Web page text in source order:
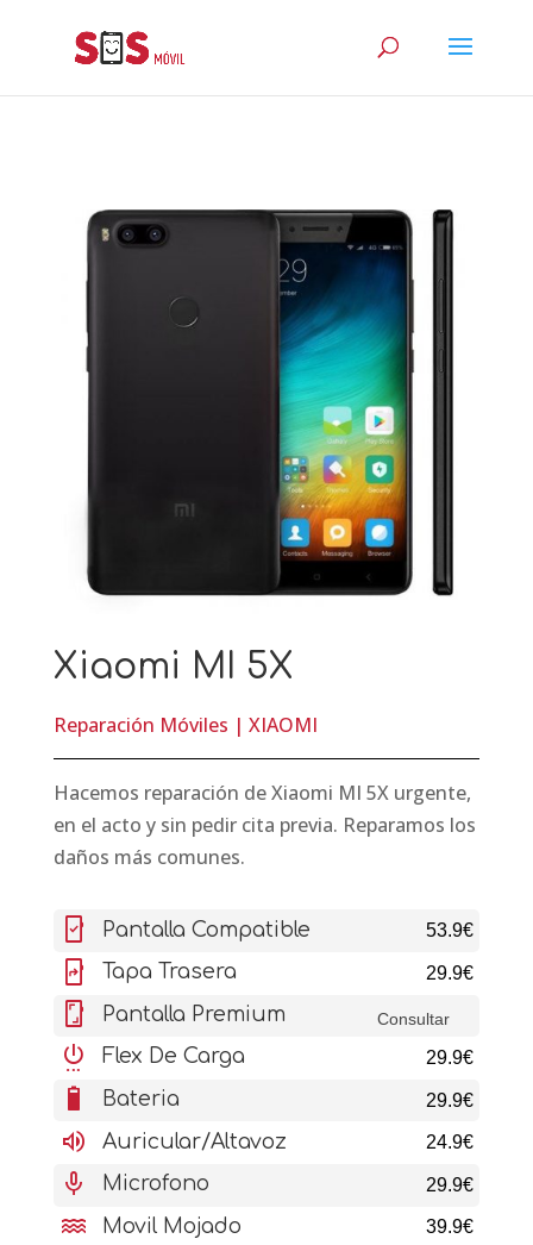
Xiaomi MI 5X
Reparación Móviles | XIAOMI
Hacemos reparación de Xiaomi MI 5X urgente,
en el acto y sin pedir cita previa. Reparamos los
daños más comunes.
mobile_friendly Pantalla Compatible 53.9€
mobile_screen_share Tapa Trasera 29.9€
screenshot Pantalla Premium Consultar
settings_power Flex De Carga 29.9€
battery_6_bar Bateria 29.9€
volume_up Auricular/Altavoz 24.9€
mic Microfono 29.9€
water Movil Mojado 39.9€